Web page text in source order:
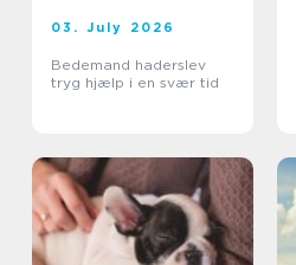
03. July 2026
Bedemand haderslev
tryg hjælp i en svær tid